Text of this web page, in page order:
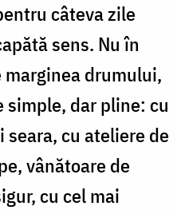
câteva zile
sens. Nu în
drumului,
dar pline: cu
cu ateliere de
vânătoare de
cu cel mai